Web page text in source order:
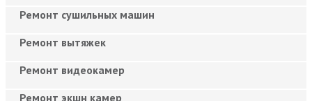
Ремонт сушильных машин
Ремонт вытяжек
Ремонт видеокамер
Ремонт экшн камер